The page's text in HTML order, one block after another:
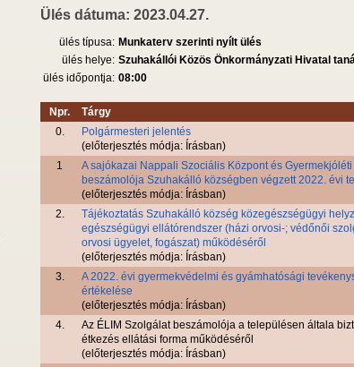
Ülés dátuma: 2023.04.27.
ülés típusa: Munkaterv szerinti nyílt ülés
ülés helye: Szuhakállói Közös Önkormányzati Hivatal
ülés időpontja: 08:00
Npr. Tárgy
0.
Polgármesteri jelentés
(előterjesztés módja: Írásban)
1
A sajókazai Nappali Szociális Központ és
beszámolója Szuhakálló községben végzett 2022. évi
(előterjesztés módja: Írásban)
2.
Tájékoztatás Szuhakálló község közegészségügyi
egészségügyi ellátórendszer (házi orvosi-; védőnői
orvosi ügyelet, fogászat) működéséről
(előterjesztés módja: Írásban)
3.
A 2022. évi gyermekvédelmi és gyámhatósági
értékelése
(előterjesztés módja: Írásban)
4.
Az ÉLIM Szolgálat beszámolója a településen általa
étkezés ellátási forma működéséről
(előterjesztés módja: Írásban)